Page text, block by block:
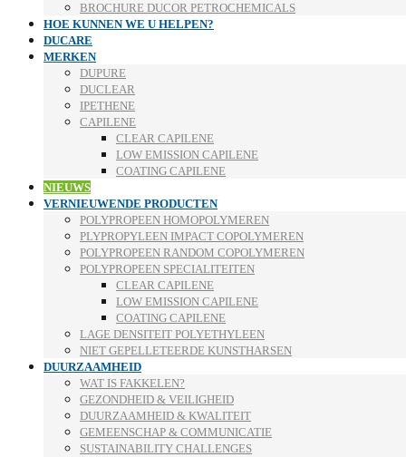
BROCHURE DUCOR PETROCHEMICALS
HOE KUNNEN WE U HELPEN?
DUCARE
MERKEN
DUPURE
DUCLEAR
IPETHENE
CAPILENE
CLEAR CAPILENE
LOW EMISSION CAPILENE
COATING CAPILENE
NIEUWS
VERNIEUWENDE PRODUCTEN
POLYPROPEEN HOMOPOLYMEREN
PLYPROPYLEEN IMPACT COPOLYMEREN
POLYPROPEEN RANDOM COPOLYMEREN
POLYPROPEEN SPECIALITEITEN
CLEAR CAPILENE
LOW EMISSION CAPILENE
COATING CAPILENE
LAGE DENSITEIT POLYETHYLEEN
NIET GEPELLETEERDE KUNSTHARSEN
DUURZAAMHEID
WAT IS FAKKELEN?
GEZONDHEID & VEILIGHEID
DUURZAAMHEID & KWALITEIT
GEMEENSCHAP & COMMUNICATIE
SUSTAINABILITY CHALLENGES